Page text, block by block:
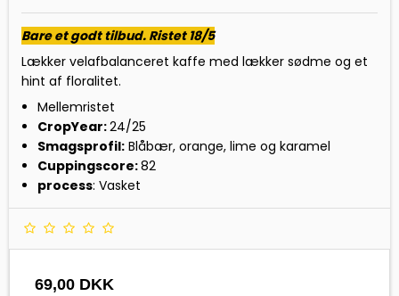
Bare et godt tilbud. Ristet 18/5
Lækker velafbalanceret kaffe med lækker sødme og et
hint af floralitet.
Mellemristet
CropYear:24/25
Smagsprofil:Blåbær, orange, lime og karamel
Cuppingscore:82
process: Vasket
69,00 DKK